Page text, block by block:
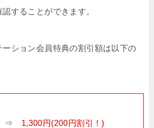
することができます。
ション会員特典の割引額は以下の
⇒ 1,300円(200円割引！)